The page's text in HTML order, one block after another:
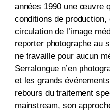
années 1990 une œuvre
conditions de production,
circulation de l’image
reporter photographe au
ne travaille pour aucun
Serralongue n’en
et les grands
rebours du traitement
mainstream, son